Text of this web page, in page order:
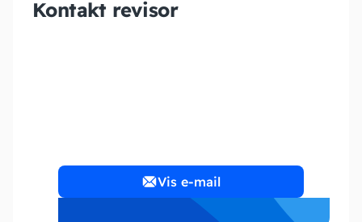
Kontakt revisor
Vis e-mail